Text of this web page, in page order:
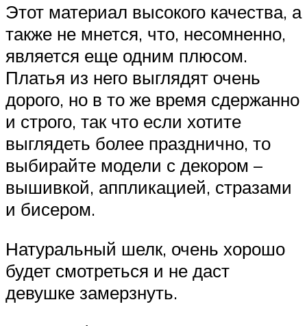
Этот материал высокого качества, а
также не мнется, что, несомненно,
является еще одним плюсом.
Платья из него выглядят очень
дорого, но в то же время сдержанно
и строго, так что если хотите
выглядеть более празднично, то
выбирайте модели с декором –
вышивкой, аппликацией, стразами
и бисером.
Натуральный шелк, очень хорошо
будет смотреться и не даст
девушке замерзнуть.